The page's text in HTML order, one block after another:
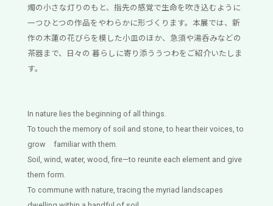
燭の小さな灯りのもと、指先の感覚で生命を吹き込むように
一つひとつの作品をやわらかに形づくります。本展では、新
作の木蓮の花びらを模した小皿のほか、急須や湯呑みなどの
茶器まで、日々の 暮らしに寄り添ううつわをご紹介いたしま
す。
In nature lies the beginning of all things.
To touch the memory of soil and stone, to hear their voices, to
grow familiar with them.
Soil, wind, water, wood, fire—to reunite each element and give
them form.
To commune with nature, tracing the myriad landscapes